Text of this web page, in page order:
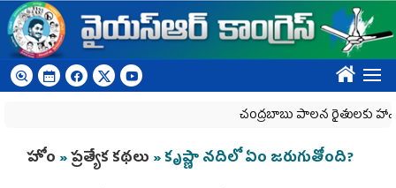
Skip to main content
????
చంద్రబాబు పాలన రైతులకు హానికరం
You are here
హోం »ప్రత్యేక కథలు » కృష్ణా నదిలో ఏం జ‌రుగుతోంది?